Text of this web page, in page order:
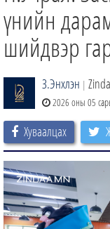
АУДИО ЗОХИОЛ
ЗИНДАА СЭТГҮҮЛ
үнийн
шийдвэр
З.Энхлэн |
2026 оны 05
Хуваалцах